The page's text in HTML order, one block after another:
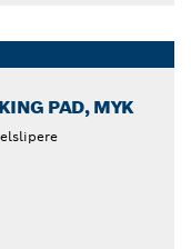
PAD, MYK